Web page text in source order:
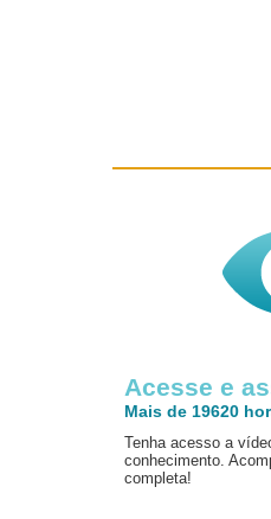
Acesse e
Mais de 19620
Tenha acesso a
conhecimento.
completa!